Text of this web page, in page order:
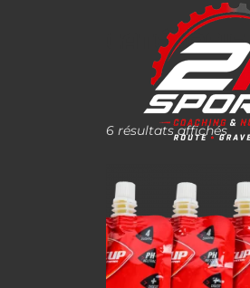
6 résultats affichés